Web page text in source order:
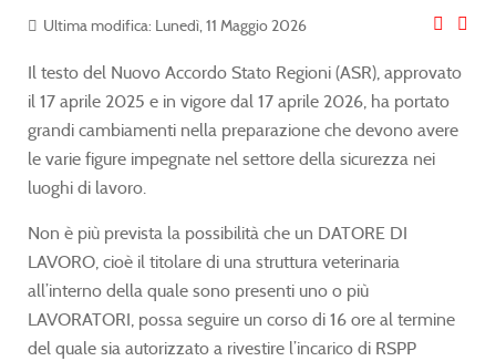
Ultima modifica: Lunedì, 11 Maggio 2026
Il testo del Nuovo Accordo Stato Regioni (ASR), approvato
il 17 aprile 2025 e in vigore dal 17 aprile 2026, ha portato
grandi cambiamenti nella preparazione che devono avere
le varie figure impegnate nel settore della sicurezza nei
luoghi di lavoro.
Non è più prevista la possibilità che un DATORE DI
LAVORO, cioè il titolare di una struttura veterinaria
all’interno della quale sono presenti uno o più
LAVORATORI, possa seguire un corso di 16 ore al termine
del quale sia autorizzato a rivestire l’incarico di RSPP